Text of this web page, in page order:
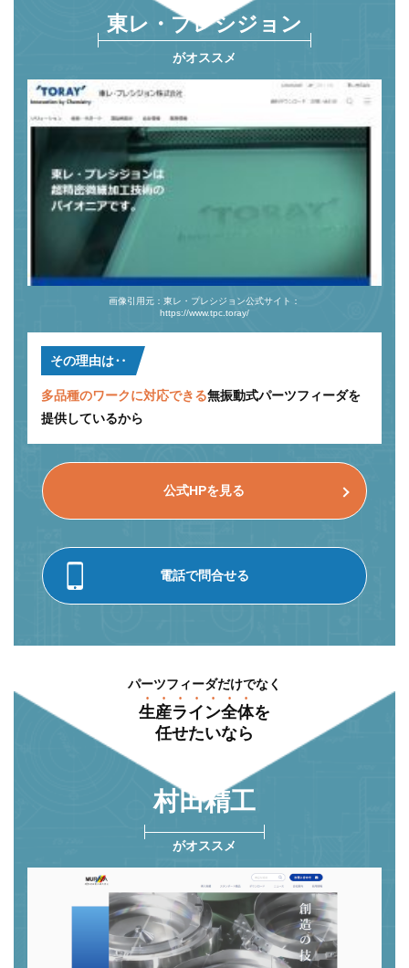
東レ・プレシジョン
がオススメ
画像引用元：東レ・プレシジョン公式サイト：
https://www.tpc.toray/
その理由は‥
多品種のワークに対応できる無振動式パーツフィーダを
提供しているから
公式HPを見る
電話で問合せる
パーツフィーダだけでなく
⽣産ライン全体を
任せたいなら
村⽥精⼯
がオススメ